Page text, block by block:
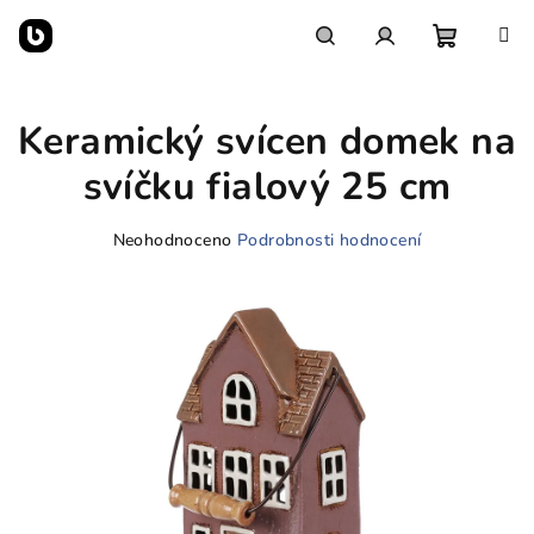
obsah
košík
Keramický svícen domek na
svíčku fialový 25 cm
Průměrné
hvězdiček.
Neohodnoceno Podrobnosti hodnocení